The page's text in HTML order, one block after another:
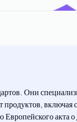
Они
включая
акта